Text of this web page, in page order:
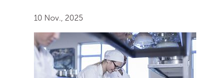
10 Nov., 2025